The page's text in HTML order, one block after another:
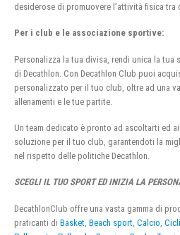
desiderose di promuovere l’attività fisica tra
Per i club e le associazione sportive:
Personalizza la tua divisa, rendi unica la
di Decathlon. Con Decathlon Club puoi
personalizzato per il tuo club, oltre ad una
allenamenti e le tue partite.
Un team dedicato è pronto ad ascoltarti ed
soluzione per il tuo club, garantendoti la
nel rispetto delle politiche Decathlon.
SCEGLI IL TUO SPORT ED INIZIA LA
DecathlonClub offre una vasta gamma di
praticanti di Basket Beach sport Calcio